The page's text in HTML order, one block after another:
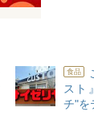
食品
スト
チ"を